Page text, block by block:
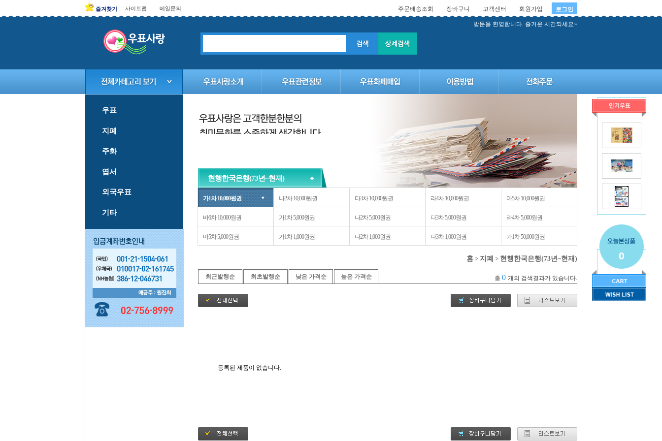
즐겨찾기 사이트맵 메일문의 로그인
회원가입
고객센터
장바구니
주문배송조회
방문을 환영합니다. 즐거운 시간되세요~
우표
지폐
주화
엽서
외국우표
기타
0
현행한국은행(73년~현재)
가1차 10,000원권 나2차 10,000원권 다3차 10,000원권 라4차 10,000원권 마5차 10,000원권
바6차 10,000원권 가1차 5,000원권 나2차 5,000원권 다3차 5,000원권 라4차 5,000원권
마5차 5,000원권 가1차 1,000원권 나2차 1,000원권 다3차 1,000원권 가1차 50,000원권
홈 > 지폐 > 현행한국은행(73년~현재)
최근발행순 최초발행순 낮은 가격순 높은 가격순 총 0 개의 검색결과가 있습니다.
등록된 제품이 없습니다.